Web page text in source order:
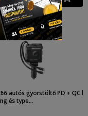
autós gyorstöltő PD + QC l
és type...